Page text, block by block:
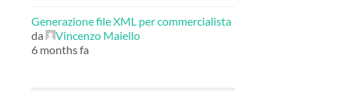
Generazione file XML per commercialista
da
Vincenzo Maiello
6 months fa